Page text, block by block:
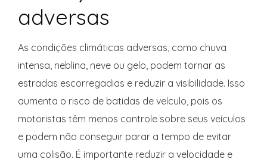
adversas
As condições climáticas adversas, como chuva
intensa, neblina, neve ou gelo, podem tornar as
estradas escorregadias e reduzir a visibilidade. Isso
aumenta o risco de batidas de veículo, pois os
motoristas têm menos controle sobre seus veículos
e podem não conseguir parar a tempo de evitar
uma colisão. É importante reduzir a velocidade e